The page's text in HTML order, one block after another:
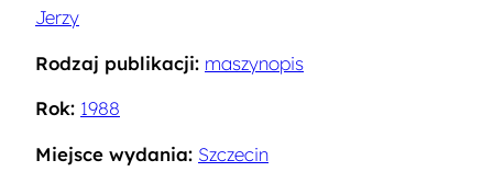
Jerzy
Rodzaj publikacji: maszynopis
Rok: 1988
Miejsce wydania: Szczecin